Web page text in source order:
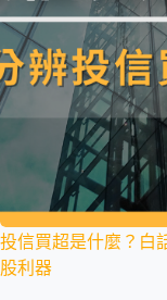
投信買超是什麼？白
股利器